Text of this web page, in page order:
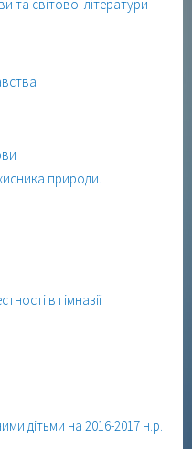
та світової літератури
природи.
в гімназії
дітьми на 2016-2017 н.р.